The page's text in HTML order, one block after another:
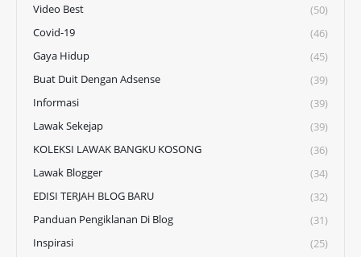
Video Best
(50)
Covid-19
(46)
Gaya Hidup
(45)
Buat Duit Dengan Adsense
(39)
Informasi
(39)
Lawak Sekejap
(39)
KOLEKSI LAWAK BANGKU KOSONG
(36)
Lawak Blogger
(34)
EDISI TERJAH BLOG BARU
(32)
Panduan Pengiklanan Di Blog
(31)
Inspirasi
(25)